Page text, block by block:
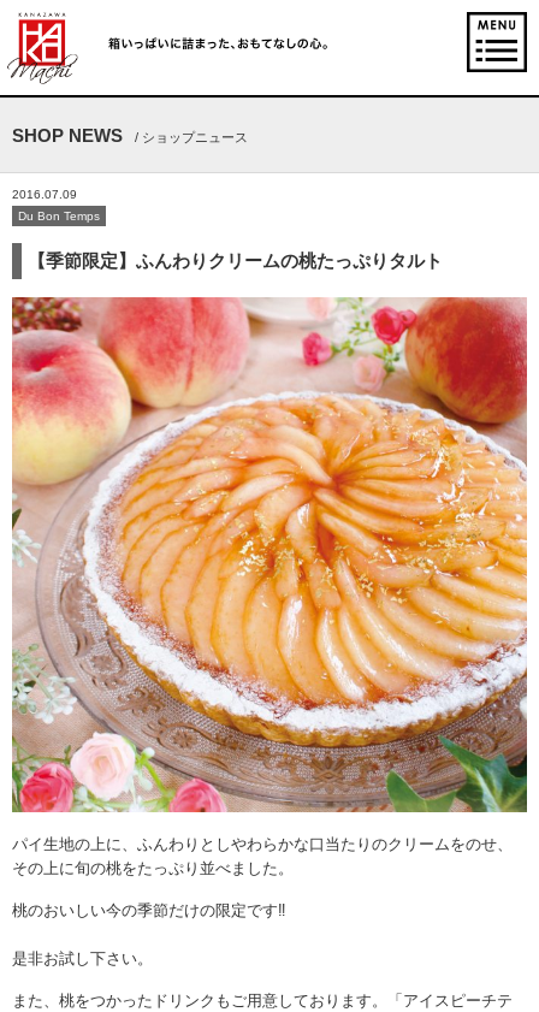
SHOP NEWS / ショップニュース
2016.07.09
Du Bon Temps
【季節限定】ふんわりクリームの桃たっぷりタルト
パイ生地の上に、ふんわりとしやわらかな口当たりのクリームをのせ、
その上に旬の桃をたっぷり並べました。
桃のおいしい今の季節だけの限定です‼︎
是非お試し下さい。
また、桃をつかったドリンクもご用意しております。「アイスピーチテ